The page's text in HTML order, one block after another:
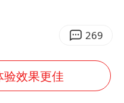
超颖电子拟投资20.86亿建设新项目
青花杯离奇失踪
国防部：中国军队坚决反制任何闹海挑衅图谋
269
效果更佳